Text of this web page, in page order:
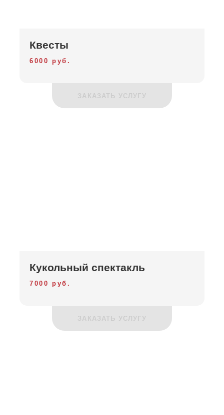
Квесты
6000 руб.
ЗАКАЗАТЬ УСЛУГУ
Кукольный спектакль
7000 руб.
ЗАКАЗАТЬ УСЛУГУ